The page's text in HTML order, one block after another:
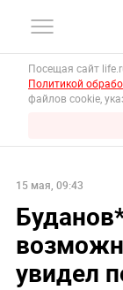
Посещая сайт
Политикой
файлов cookie,
15 мая, 09:43
увидел